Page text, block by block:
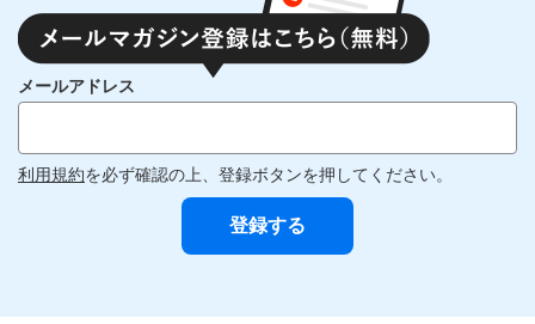
メールアドレス
利用規約を必ず確認の上、登録ボタンを押してください。